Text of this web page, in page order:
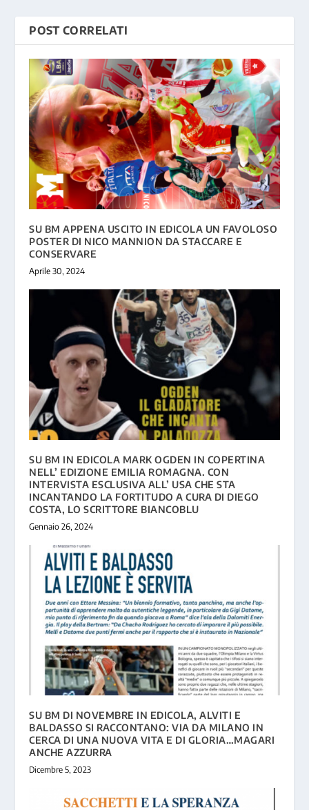
POST CORRELATI
SU BM APPENA USCITO IN EDICOLA UN FAVOLOSO
POSTER DI NICO MANNION DA STACCARE E
CONSERVARE
Aprile 30, 2024
SU BM IN EDICOLA MARK OGDEN IN COPERTINA
NELL’ EDIZIONE EMILIA ROMAGNA. CON
INTERVISTA ESCLUSIVA ALL’ USA CHE STA
INCANTANDO LA FORTITUDO A CURA DI DIEGO
COSTA, LO SCRITTORE BIANCOBLU
Gennaio 26, 2024
SU BM DI NOVEMBRE IN EDICOLA, ALVITI E
BALDASSO SI RACCONTANO: VIA DA MILANO IN
CERCA DI UNA NUOVA VITA E DI GLORIA…MAGARI
ANCHE AZZURRA
Dicembre 5, 2023